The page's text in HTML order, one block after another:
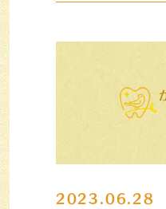
2023.06.28